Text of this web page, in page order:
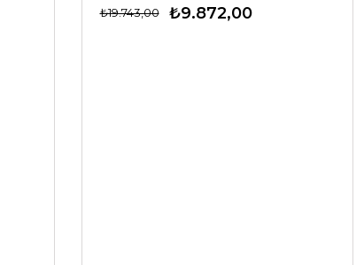
₺9.872,00
₺19.743,00